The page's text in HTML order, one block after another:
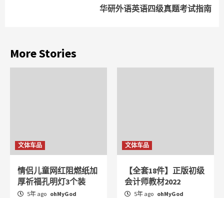
华研外语英语四级真题考试指南
More Stories
文体车品
情侣儿童网红阻燃纸加
厚祈福孔明灯3个装
5年 ago ohMyGod
文体车品
【全套18件】正版初级
会计师教材2022
5年 ago ohMyGod